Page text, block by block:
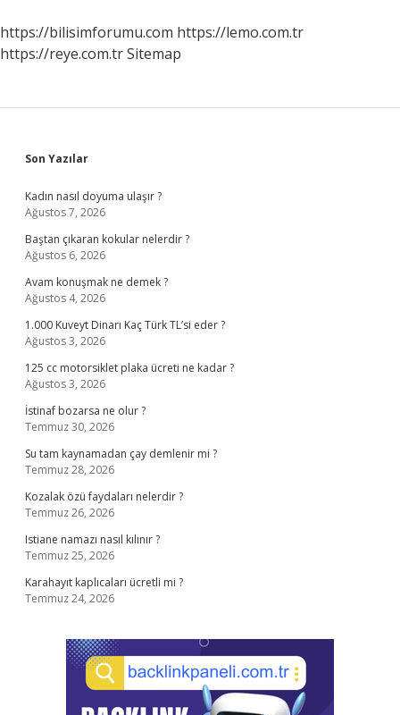
https://bilisimforumu.com https://lemo.com.tr
https://reye.com.trSitemap
Sidebar
Son Yazılar
Kadın nasıl doyuma ulaşır ?
Ağustos 7, 2026
Baştan çıkaran kokular nelerdir ?
Ağustos 6, 2026
Avam konuşmak ne demek ?
Ağustos 4, 2026
1.000 Kuveyt Dinarı Kaç Türk TL’si eder ?
Ağustos 3, 2026
125 cc motorsiklet plaka ücreti ne kadar ?
Ağustos 3, 2026
İstinaf bozarsa ne olur ?
Temmuz 30, 2026
Su tam kaynamadan çay demlenir mi ?
Temmuz 28, 2026
Kozalak özü faydaları nelerdir ?
Temmuz 26, 2026
Istiane namazı nasıl kılınır ?
Temmuz 25, 2026
Karahayıt kaplıcaları ücretli mi ?
Temmuz 24, 2026